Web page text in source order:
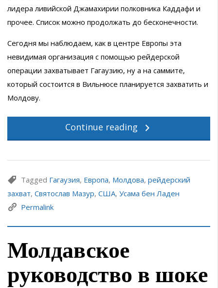
лидера ливийской Джамахирии полковника Каддафи и
прочее. Список можно продолжать до бесконечности.
Сегодня мы наблюдаем, как в центре Европы эта
невидимая организация с помощью рейдерской
операции захватывает Гагаузию, ну а на саммите,
который состоится в Вильнюсе планируется захватить и
Молдову.
Continue reading
Tagged Гагаузия, Европа, Молдова, рейдерский
захват, Святослав Мазур, США, Усама бен Ладен
Permalink
Молдавское
руководство в шоке